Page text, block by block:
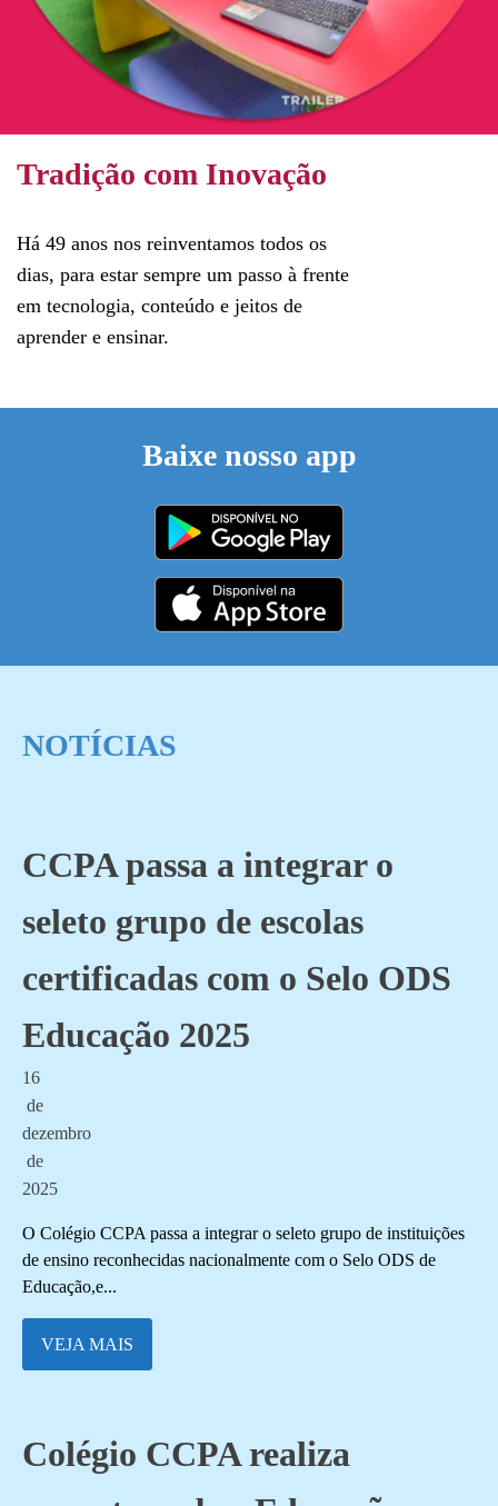
Tradição com Inovação
Há 49 anos nos reinventamos todos os
dias, para estar sempre um passo à frente
em tecnologia, conteúdo e jeitos de
aprender e ensinar.
Baixe nosso app
NOTÍCIAS
CCPA passa a integrar o
seleto grupo de escolas
certificadas com o Selo ODS
Educação 2025
16
de
dezembro
de
2025
O Colégio CCPA passa a integrar o seleto grupo de instituições
de ensino reconhecidas nacionalmente com o Selo ODS de
Educação,e...
VEJA MAIS
Colégio CCPA realiza